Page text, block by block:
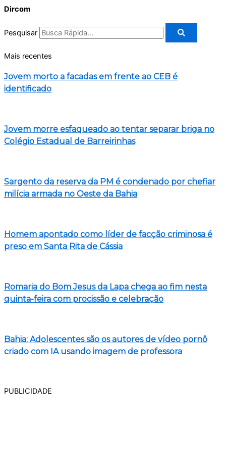
Dircom
Pesquisar
Mais recentes
Jovem morto a facadas em frente ao CEB é
identificado
Jovem morre esfaqueado ao tentar separar briga no
Colégio Estadual de Barreirinhas
Sargento da reserva da PM é condenado por chefiar
milícia armada no Oeste da Bahia
Homem apontado como líder de facção criminosa é
preso em Santa Rita de Cássia
Romaria do Bom Jesus da Lapa chega ao fim nesta
quinta-feira com procissão e celebração
Bahia: Adolescentes são os autores de vídeo pornô
criado com IA usando imagem de professora
PUBLICIDADE